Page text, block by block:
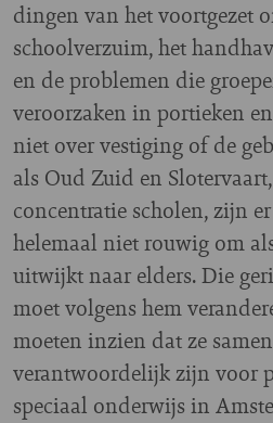
dingen van het voortgezet
schoolverzuim, het
en de problemen die
veroorzaken in portieken
niet over vestiging of de
als Oud Zuid en
concentratie scholen, zijn
helemaal niet rouwig om
uitwijkt naar elders. Die
moet volgens hem
moeten inzien dat ze
verantwoordelijk zijn voor
speciaal onderwijs in